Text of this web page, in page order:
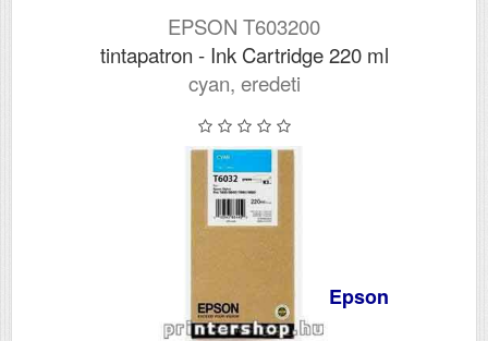
EPSON T603200
tintapatron - Ink Cartridge 220 ml
cyan, eredeti
Epson